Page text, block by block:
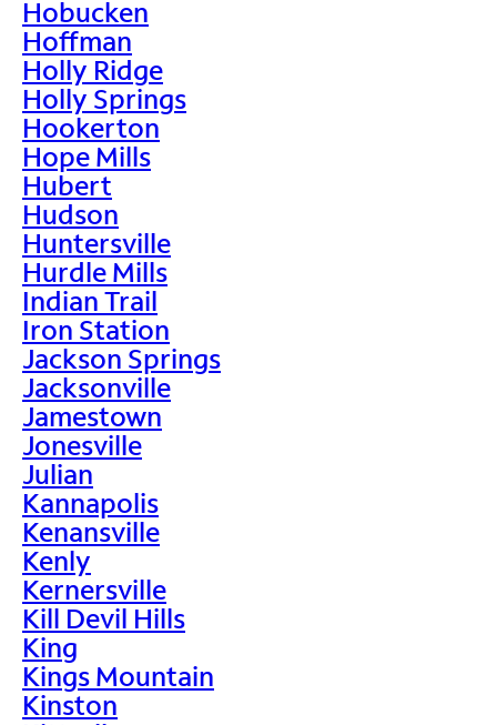
Hobucken
Hoffman
Holly Ridge
Holly Springs
Hookerton
Hope Mills
Hubert
Hudson
Huntersville
Hurdle Mills
Indian Trail
Iron Station
Jackson Springs
Jacksonville
Jamestown
Jonesville
Julian
Kannapolis
Kenansville
Kenly
Kernersville
Kill Devil Hills
King
Kings Mountain
Kinston